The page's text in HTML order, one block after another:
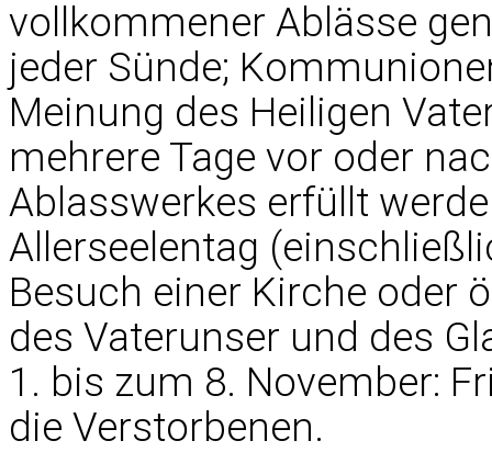
vollkommener Ablässe
jeder Sünde;
Meinung des Heiligen
mehrere Tage vor oder
Ablasswerkes erfüllt
Allerseelentag
Besuch einer Kirche oder
des Vaterunser und des
1. bis zum 8. November:
die Verstorbenen.